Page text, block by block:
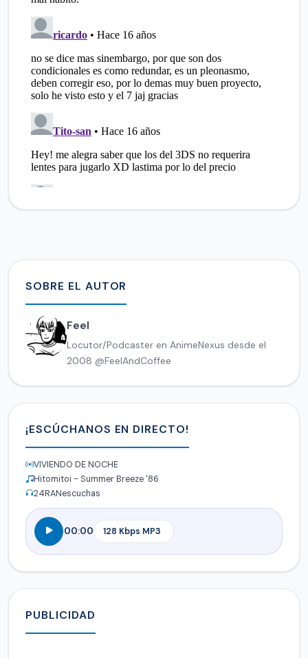
SOBRE EL AUTOR
Feel
Locutor/Podcaster en AnimeNexus desde el
2008 @FeelAndCoffee
¡ESCÚCHANOS EN DIRECTO!
VIVIENDO DE NOCHE
Hitomitoi - Summer Breeze '86
24RANescuchas
00:00
PUBLICIDAD